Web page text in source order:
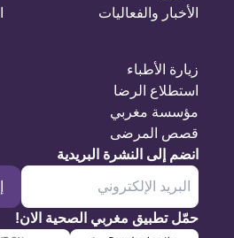
الأخبار والفعاليات
زيارة الأطباء
استطلاع الرضا
مؤسسة مغربي
قصص المرضى
انضم إلى النشرة البريدية
حمّل تطبيق مغربي الصحية الان!